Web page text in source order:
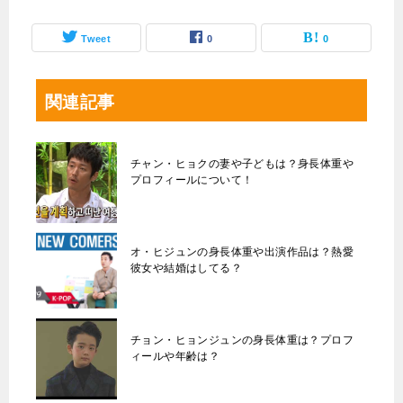
Tweet 0 0
関連記事
チャン・ヒョクの妻や子どもは？身長体重や
プロフィールについて！
オ・ヒジュンの身長体重や出演作品は？熱愛
彼女や結婚はしてる？
チョン・ヒョンジュンの身長体重は？プロフ
ィールや年齢は？